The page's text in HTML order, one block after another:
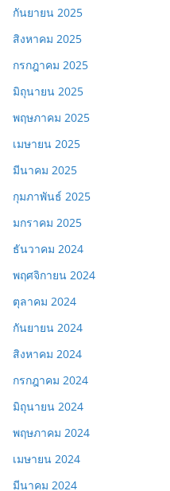
กันยายน 2025
สิงหาคม 2025
กรกฎาคม 2025
มิถุนายน 2025
พฤษภาคม 2025
เมษายน 2025
มีนาคม 2025
กุมภาพันธ์ 2025
มกราคม 2025
ธันวาคม 2024
พฤศจิกายน 2024
ตุลาคม 2024
กันยายน 2024
สิงหาคม 2024
กรกฎาคม 2024
มิถุนายน 2024
พฤษภาคม 2024
เมษายน 2024
มีนาคม 2024